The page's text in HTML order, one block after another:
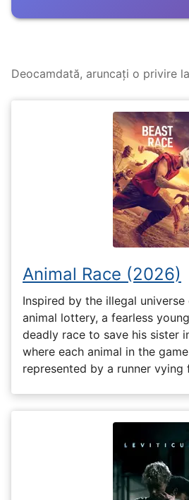
Deocamdată, aruncați o privire la
Animal Race (2026)
Inspired by the illegal
animal lottery, a fearless
deadly race to save his sister
where each animal in the
represented by a runner vying